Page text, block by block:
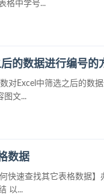
中学号...
的数据进行编号的
对Excel中筛选之后的数
图文...
数据
快速查找其它表格数据
以...